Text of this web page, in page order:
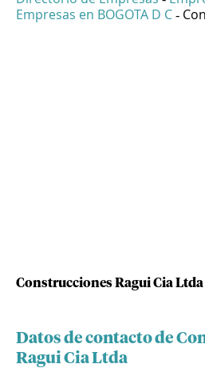
Empresas en BOGOTA D C -
Construcciones Ragui Cia Ltda
Datos de contacto de
Ragui Cia Ltda